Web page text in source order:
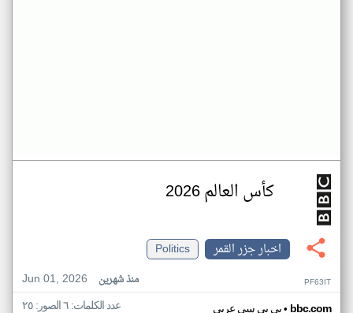
كأس العالم 2026
اخبار جزر القمر
Politics
Jun 01, 2026
منذ شهرين PF63IT
بي بي سي عربي bbc.com عدد الكلمات: ٦ الصور: ٢٥